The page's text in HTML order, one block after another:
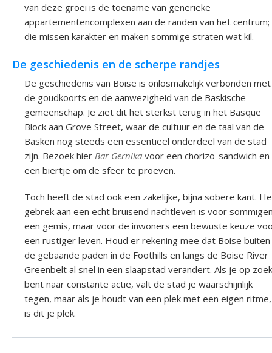
van deze groei is de toename van generieke
appartementencomplexen aan de randen van het centrum;
die missen karakter en maken sommige straten wat kil.
De geschiedenis en de scherpe randjes
De geschiedenis van Boise is onlosmakelijk verbonden met
de goudkoorts en de aanwezigheid van de Baskische
gemeenschap. Je ziet dit het sterkst terug in het Basque
Block aan Grove Street, waar de cultuur en de taal van de
Basken nog steeds een essentieel onderdeel van de stad
zijn. Bezoek hier Bar Gernika voor een chorizo-sandwich en
een biertje om de sfeer te proeven.
Toch heeft de stad ook een zakelijke, bijna sobere kant.
gebrek aan een echt bruisend nachtleven is voor
een gemis, maar voor de inwoners een bewuste keuze
een rustiger leven. Houd er rekening mee dat Boise buiten
de gebaande paden in de Foothills en langs de Boise River
Greenbelt al snel in een slaapstad verandert. Als je op zoek
bent naar constante actie, valt de stad je waarschijnlijk
tegen, maar als je houdt van een plek met een eigen ritme,
is dit je plek.